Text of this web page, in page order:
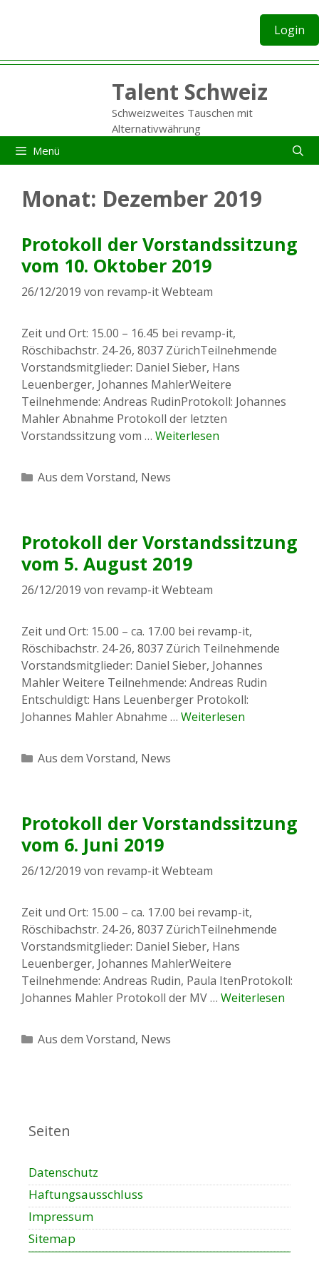
Login
Talent Schweiz
Schweizweites Tauschen mit
Alternativwährung
Menü
Monat: Dezember 2019
Protokoll der Vorstandssitzung
vom 10. Oktober 2019
26/12/2019 von revamp-it Webteam
Zeit und Ort: 15.00 – 16.45 bei revamp-it,
Röschibachstr. 24-26, 8037 ZürichTeilnehmende
Vorstandsmitglieder: Daniel Sieber, Hans
Leuenberger, Johannes MahlerWeitere
Teilnehmende: Andreas RudinProtokoll: Johannes
Mahler Abnahme Protokoll der letzten
Vorstandssitzung vom … Weiterlesen
Kategorien
Aus dem Vorstand, News
Protokoll der Vorstandssitzung
vom 5. August 2019
26/12/2019 von revamp-it Webteam
Zeit und Ort: 15.00 – ca. 17.00 bei revamp-it,
Röschibachstr. 24-26, 8037 Zürich Teilnehmende
Vorstandsmitglieder: Daniel Sieber, Johannes
Mahler Weitere Teilnehmende: Andreas Rudin
Entschuldigt: Hans Leuenberger Protokoll:
Johannes Mahler Abnahme … Weiterlesen
Kategorien
Aus dem Vorstand, News
Protokoll der Vorstandssitzung
vom 6. Juni 2019
26/12/2019 von revamp-it Webteam
Zeit und Ort: 15.00 – ca. 17.00 bei revamp-it,
Röschibachstr. 24-26, 8037 ZürichTeilnehmende
Vorstandsmitglieder: Daniel Sieber, Hans
Leuenberger, Johannes MahlerWeitere
Teilnehmende: Andreas Rudin, Paula ItenProtokoll:
Johannes Mahler Protokoll der MV … Weiterlesen
Kategorien
Aus dem Vorstand, News
Seiten
Datenschutz
Haftungsausschluss
Impressum
Sitemap